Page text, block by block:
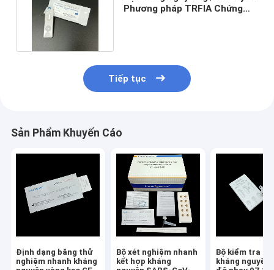
Phương pháp TRFIA Chứng
Tiếp tục
Sản Phẩm Khuyến Cáo
Định dạng băng thử
nghiệm nhanh kháng
Bộ xét nghiệm nhanh
kết hợp kháng
Bộ kiểm tra
kháng nguyên